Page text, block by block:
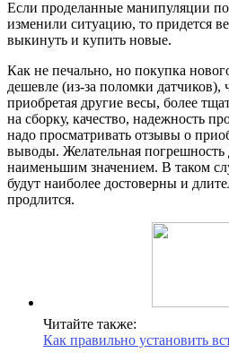
Если проделанные манипуляции по
изменили ситуацию, то придется
выкинуть и купить новые.
Как не печально, но покупка
дешевле (из-за поломки датчиков),
приобретая другие весы, более
на сборку, качество, надежность
надо просматривать отзывы о
выводы. Желательная
наименьшим значением. В таком
будут наиболее достоверны и
продлится.
Читайте также:
Как правильно установить